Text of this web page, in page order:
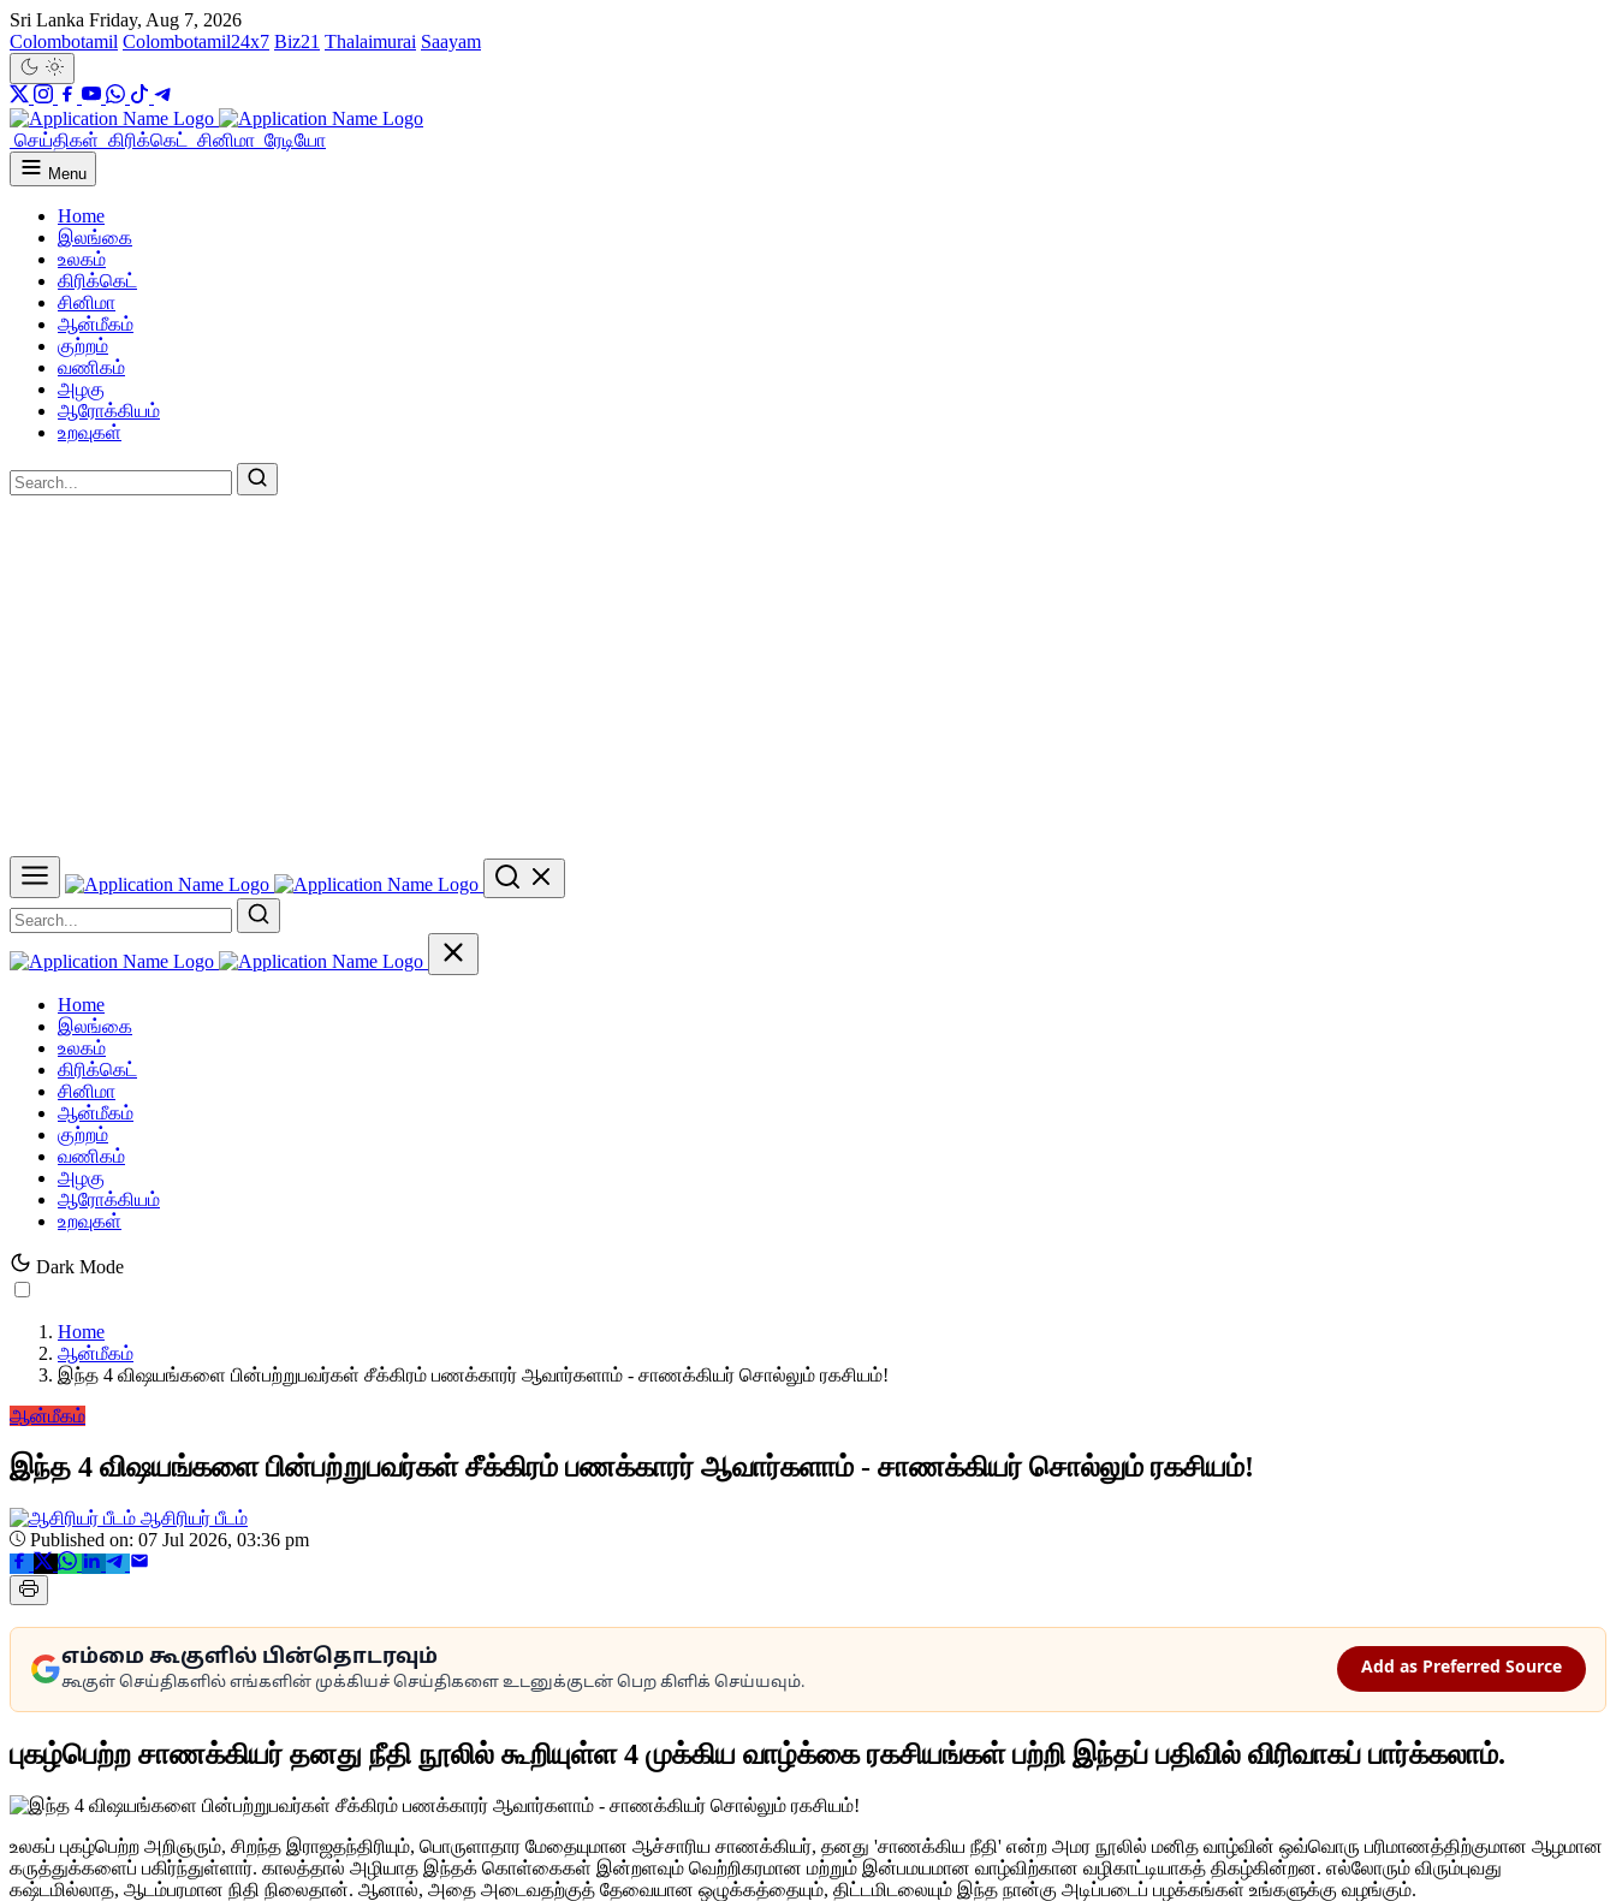
Sri Lanka Friday, Aug 7, 2026
Colombotamil Colombotamil24x7 Biz21 Thalaimurai Saayam
செய்திகள் கிரிக்கெட் சினிமா ரேடியோ
Menu
Home
இலங்கை
உலகம்
கிரிக்கெட்
சினிமா
ஆன்மீகம்
குற்றம்
வணிகம்
அழகு
ஆரோக்கியம்
உறவுகள்
Home
இலங்கை
உலகம்
கிரிக்கெட்
சினிமா
ஆன்மீகம்
குற்றம்
வணிகம்
அழகு
ஆரோக்கியம்
உறவுகள்
Dark Mode
Home
ஆன்மீகம்
இந்த 4 விஷயங்களை பின்பற்றுபவர்கள் சீக்கிரம் பணக்காரர் ஆவார்களாம் - சாணக்கியர் சொல்லும் ரகசியம்!
ஆன்மீகம்
இந்த 4 விஷயங்களை பின்பற்றுபவர்கள் சீக்கிரம் பணக்காரர் ஆவார்களாம் - சாணக்கியர் சொல்லும் ரகசியம்!
ஆசிரியர் பீடம்
Published on: 07 Jul 2026, 03:36 pm
எம்மை கூகுளில் பின்தொடரவும்
கூகுள் செய்திகளில் எங்களின் முக்கியச் செய்திகளை உடனுக்குடன் பெற கிளிக் செய்யவும்.
Add as Preferred Source
புகழ்பெற்ற சாணக்கியர் தனது நீதி நூலில் கூறியுள்ள 4 முக்கிய வாழ்க்கை ரகசியங்கள் பற்றி இந்தப் பதிவில் விரிவாகப் பார்க்கலாம்.
உலகப் புகழ்பெற்ற அறிஞரும், சிறந்த இராஜதந்திரியும், பொருளாதார மேதையுமான ஆச்சாரிய சாணக்கியர், தனது 'சாணக்கிய நீதி' என்ற அமர நூலில் மனித வாழ்வின் ஒவ்வொரு பரிமாணத்திற்குமான ஆழமான
கருத்துக்களைப் பகிர்ந்துள்ளார். காலத்தால் அழியாத இந்தக் கொள்கைகள் இன்றளவும் வெற்றிகரமான மற்றும் இன்பமயமான வாழ்விற்கான வழிகாட்டியாகத் திகழ்கின்றன. எல்லோரும் விரும்புவது
கஷ்டமில்லாத, ஆடம்பரமான நிதி நிலைதான். ஆனால், அதை அடைவதற்குத் தேவையான ஒழுக்கத்தையும், திட்டமிடலையும் இந்த நான்கு அடிப்படைப் பழக்கங்கள் உங்களுக்கு வழங்கும்.